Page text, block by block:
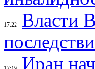
17:22
Власти
Иран